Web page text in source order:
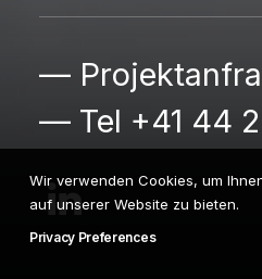
—
— Tel +41 44
Wir verwenden Cookies, um
auf unserer Website zu bieten.
Privacy Preferences